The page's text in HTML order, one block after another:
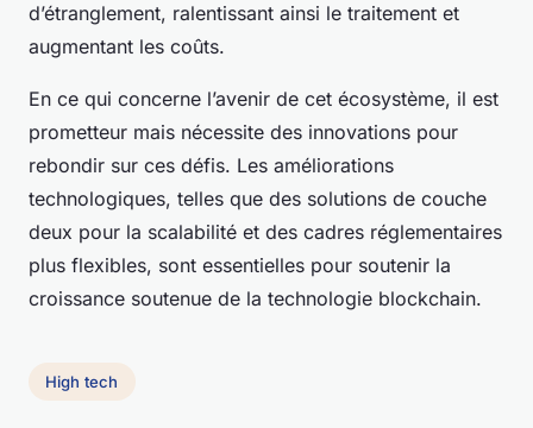
d’étranglement, ralentissant ainsi le traitement et
augmentant les coûts.
En ce qui concerne l’avenir de cet écosystème, il est
prometteur mais nécessite des innovations pour
rebondir sur ces défis. Les améliorations
technologiques, telles que des solutions de couche
deux pour la scalabilité et des cadres réglementaires
plus flexibles, sont essentielles pour soutenir la
croissance soutenue de la technologie blockchain.
High tech